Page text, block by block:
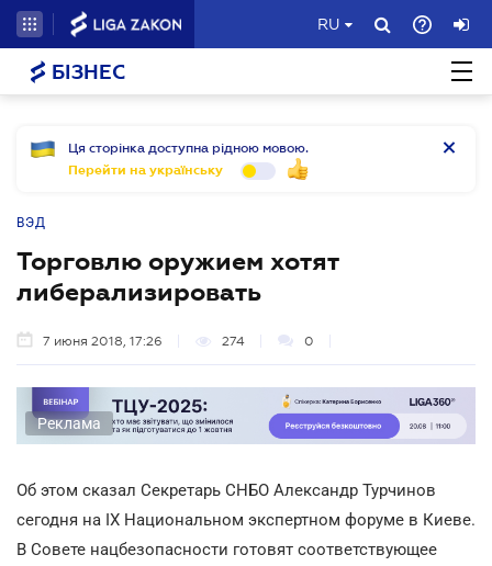
RU
БІЗНЕС
Ця сторінка доступна рідною мовою.
Перейти на українську
ВЭД
Торговлю оружием хотят
либерализировать
7 июня 2018, 17:26 274 0
Реклама
Об этом сказал Секретарь СНБО Александр Турчинов
сегодня на IX Национальном экспертном форуме в Киеве.
В Совете нацбезопасности готовят соответствующее